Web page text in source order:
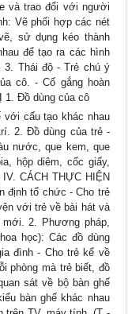
và trao đổi với người
Vẽ phối hợp các nét
sử dụng kéo thành
để tạo ra các hình
3. Thái độ - Trẻ chú ý
cô. - Cố gắng hoàn
1. Đồ dùng của cô
với cấu tạo khác nhau
2. Đồ dùng của trẻ -
nước, que kem, que
hộp diêm, cốc giấy,
CÁCH THỰC HIỆN
định tổ chức - Cho trẻ
với trẻ về bài hát và
2. Phương pháp,
học): Các đồ dùng
đình - Cho trẻ kể về
phòng mà trẻ biết, đồ
sát về bộ bàn ghế
bàn ghế khác nhau